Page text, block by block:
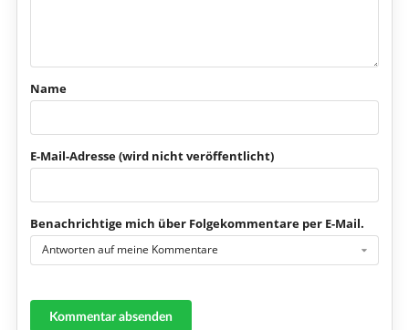
Name
E-Mail-Adresse (wird nicht veröffentlicht)
Benachrichtige mich über Folgekommentare per E-Mail.
Antworten auf meine Kommentare
Kommentar absenden